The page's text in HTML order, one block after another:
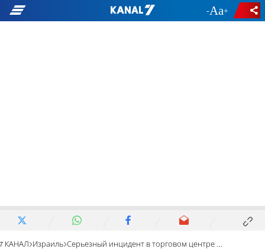
- +
7 КАНАЛ Израиль Серьезный инцидент в торговом центре в Ашдоде